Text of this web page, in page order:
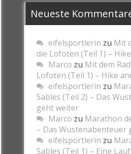
Neueste
eifelsportlerin zu Mit
die Lofoten (Teil 1) –
Marco zu Mit dem
Lofoten (Teil 1) – Hike
eifelsportlerin zu
Sables (Teil 2) – Das
geht weiter
Marco zu Marathon
– Das Wüstenabenteuer
eifelsportlerin zu
Sables (Teil 1) – Eine